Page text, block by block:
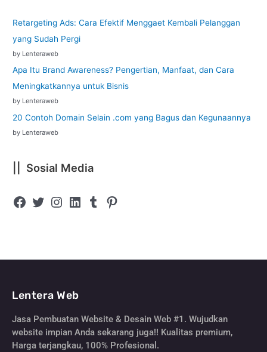
Retargeting Ads: Cara Efektif Menggaet Kembali Pelanggan
yang Sudah Pergi
by Lenteraweb
Apa Itu Brand Awareness? Pengertian, Manfaat, dan Cara
Meningkatkannya untuk Bisnis
by Lenteraweb
20 Contoh Domain Selain .com yang Bagus dan Kegunaannya
by Lenteraweb
|| Sosial Media
Lentera Web
Jasa Pembuatan Website & Desain Web #1. Wujudkan
website impian Anda sekarang juga!! Kualitas premium,
Harga terjangkau, 100% Profesional.